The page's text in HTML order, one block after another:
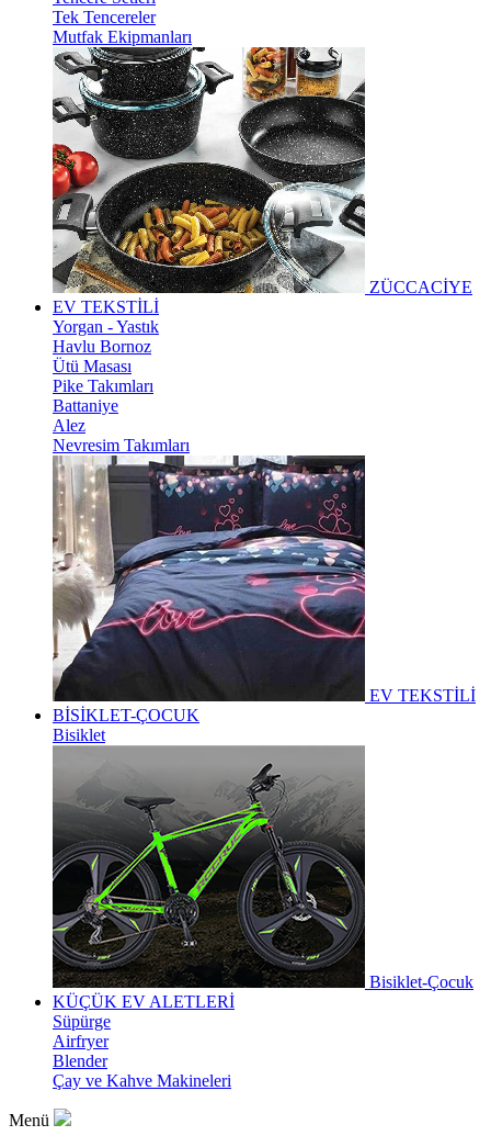
Tek Tencereler
Mutfak Ekipmanları
ZÜCCACİYE
EV TEKSTİLİ
Yorgan - Yastık
Havlu Bornoz
Ütü Masası
Pike Takımları
Battaniye
Alez
Nevresim Takımları
EV TEKSTİLİ
BİSİKLET-ÇOCUK
Bisiklet
Bisiklet-Çocuk
KÜÇÜK EV ALETLERİ
Süpürge
Airfryer
Blender
Çay ve Kahve Makineleri
Menü